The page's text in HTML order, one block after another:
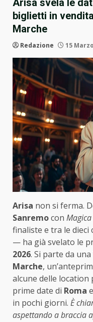
Arisa svela le
biglietti in
Marche
Redazione 15
Arisa non si ferma.
Sanremocon
finaliste e tra le dieci
— ha già svelato le
2026. Si parte da una
Marche,
alcune delle location
prime date di Roma e
in pochi giorni. È
aspettando a braccia